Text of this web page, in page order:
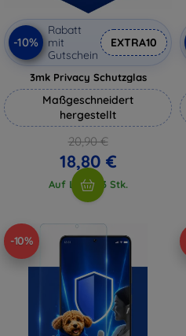
-10%
Rabatt
mit
Gutschein
EXTRA10
3mk Privacy Schutzglas
Maßgeschneidert
hergestellt
20,90 €
18,80 €
Auf Lager 3 Stk.
-10%